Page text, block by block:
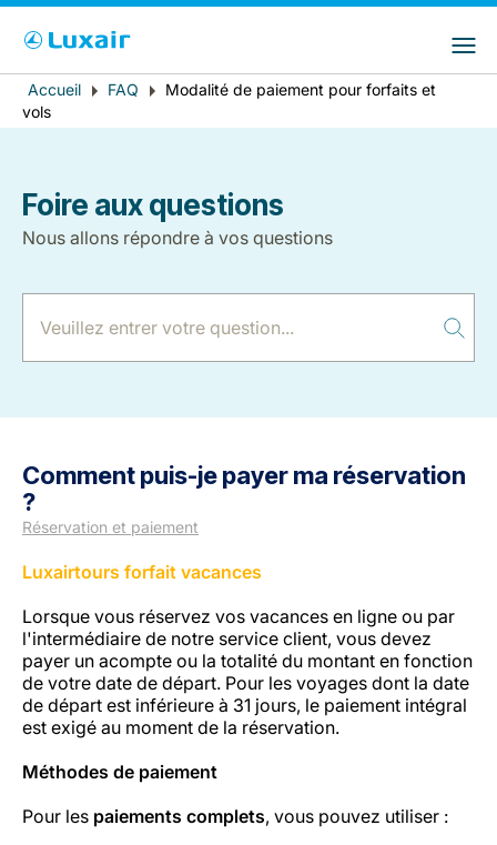
LuxairTours
LuxairGroup
Pays de résidence Langue préférée
Fil
Accueil FAQ
Modalité de paiement pour forfaits et
vols
Foire aux questions
Nous allons répondre à vos questions
Comment puis-je payer ma réservation
?
Réservation et paiement
Luxairtours forfait vacances
Lorsque vous réservez vos vacances en ligne ou par
l'intermédiaire de notre service client, vous devez
payer un acompte ou la totalité du montant en fonction
de votre date de départ. Pour les voyages dont la date
de départ est inférieure à 31 jours, le paiement intégral
est exigé au moment de la réservation.
Méthodes de paiement
Pour les paiements complets, vous pouvez utiliser :